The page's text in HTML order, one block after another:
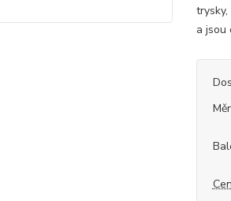
a jsou